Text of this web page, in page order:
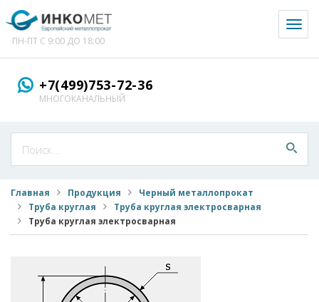
ПН-ПТ С 9:00 ДО 18:00
+7(499)753-72-36
МНОГОКАНАЛЬНЫЙ
Главная Продукция
Черный металлопрокат
Труба круглая
Труба круглая электросварная
Труба круглая электросварная